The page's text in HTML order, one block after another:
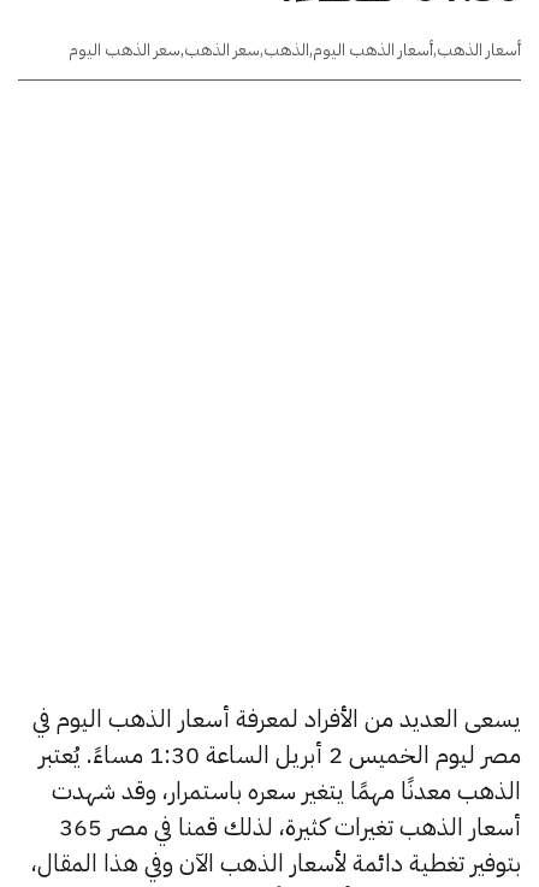
أسعار الذهب,أسعار الذهب اليوم,الذهب,سعر الذهب,سعر الذهب اليوم
يسعى العديد من الأفراد لمعرفة أسعار الذهب اليوم في
مصر ليوم الخميس 2 أبريل الساعة 1:30 مساءً. يُعتبر
الذهب معدنًا مهمًا يتغير سعره باستمرار، وقد شهدت
أسعار الذهب تغيرات كثيرة، لذلك قمنا في مصر 365
بتوفير تغطية دائمة لأسعار الذهب الآن وفي هذا المقال،